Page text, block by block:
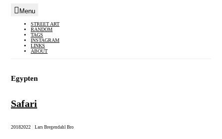
Skip
content
Menu
STREET ART
RANDOM
TAGS
INSTAGRAM
LINKS
ABOUT
Egypten
Safari
20182022 Lars Bregendahl Bro